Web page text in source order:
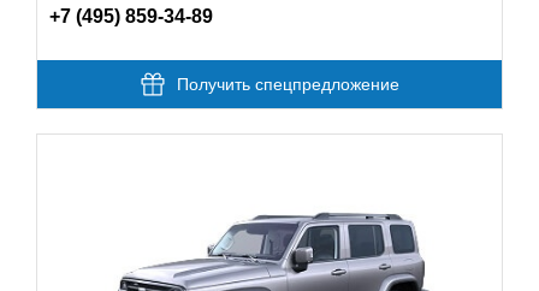
+7 (495) 859-34-89
Получить спецпредложение